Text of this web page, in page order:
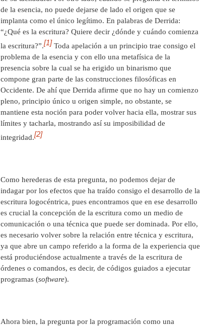
de la esencia, no puede dejarse de lado el origen que se
implanta como el único legítimo. En palabras de Derrida:
“¿Qué es la escritura? Quiere decir ¿dónde y cuándo comienza
la escritura?”.[1] Toda apelación a un principio trae consigo el
problema de la esencia y con ello una metafísica de la
presencia sobre la cual se ha erigido un binarismo que
compone gran parte de las construcciones filosóficas en
Occidente. De ahí que Derrida afirme que no hay un comienzo
pleno, principio único u origen simple, no obstante, se
mantiene esta noción para poder volver hacia ella, mostrar sus
límites y tacharla, mostrando así su imposibilidad de
integridad.[2]
Como herederas de esta pregunta, no podemos dejar de
indagar por los efectos que ha traído consigo el desarrollo de la
escritura logocéntrica, pues encontramos que en ese desarrollo
es crucial la concepción de la escritura como un medio de
comunicación o una técnica que puede ser dominada. Por ello,
es necesario volver sobre la relación entre técnica y escritura,
ya que abre un campo referido a la forma de la experiencia que
está produciéndose actualmente a través de la escritura de
órdenes o comandos, es decir, de códigos guiados a ejecutar
programas (software).
Ahora bien, la pregunta por la programación como una